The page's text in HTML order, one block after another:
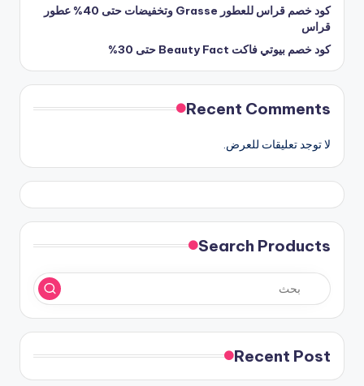
كود خصم قراس للعطور Grasse وتخفيضات حتى 40% عطور
قراس
كود خصم بيوتي فاكت Beauty Fact حتى 30%
Recent Comments
لا توجد تعليقات للعرض.
Search Products
Recent Post